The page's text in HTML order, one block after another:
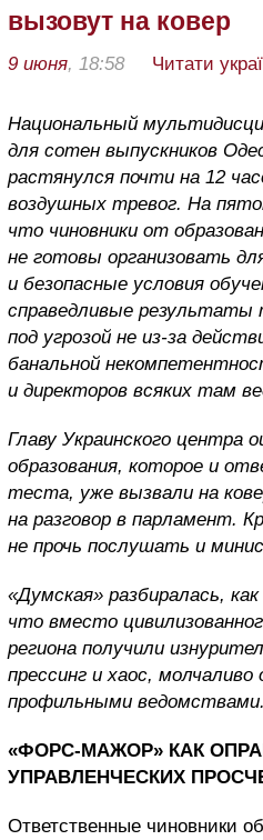
вызовут на ковер
9 июня, 18:58 Читати
Национальный
для сотен выпускников
растянулся почти на 12
воздушных тревог. На
что чиновники от
не готовы организовать
и безопасные условия
справедливые результаты
под угрозой не из-за
банальной
и директоров всяких там
Главу Украинского центра
образования, которое и
теста, уже вызвали на
на разговор в парламент.
не прочь послушать и
«Думская» разбиралась,
что вместо
региона получили
прессинг и хаос, молчаливо
профильными ведомствами.
«ФОРС-МАЖОР» КАК
УПРАВЛЕНЧЕСКИХ
Ответственные чиновники